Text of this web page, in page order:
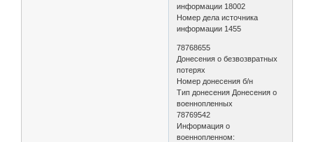
информации 18002
Номер дела источника
информации 1455
78768655
Донесения о безвозвратных
потерях
Номер донесения б/н
Тип донесения Донесения о
военнопленных
78769542
Информация о
военнопленном: